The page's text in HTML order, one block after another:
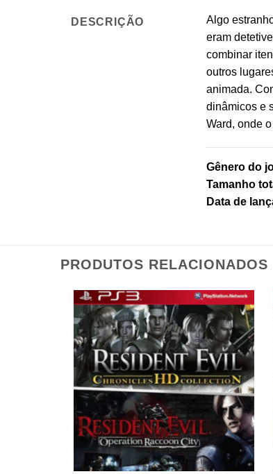
DESCRIÇÃO
Algo
eram
combinar
outros
animada.
dinâmicos e
Ward, onde
Gênero do
Tamanho
Data de
PRODUTOS RELACIONADOS